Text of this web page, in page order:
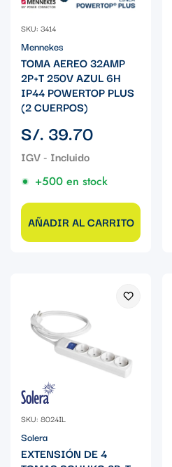
SKU: 3414
Mennekes
TOMA AEREO 32AMP
2P+T 250V AZUL 6H
IP44 POWERTOP PLUS
(2 CUERPOS)
Precio
regular
S/. 39.70
+500 en stock
AÑADIR AL CARRITO
SKU: 8024IL
Solera
EXTENSIÓN DE 4